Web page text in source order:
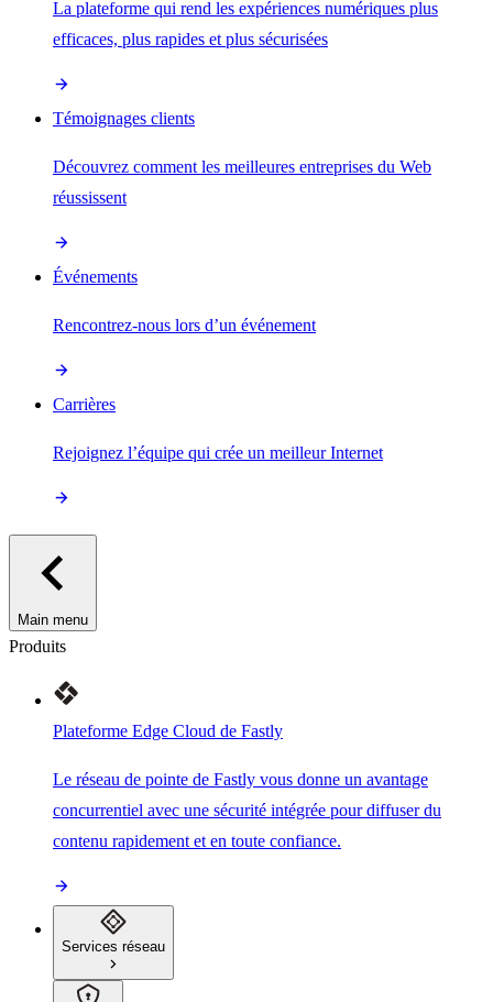
La plateforme qui rend les expériences numériques plus
efficaces, plus rapides et plus sécurisées
Témoignages clients
Découvrez comment les meilleures entreprises du Web
réussissent
Événements
Rencontrez-nous lors d’un événement
Carrières
Rejoignez l’équipe qui crée un meilleur Internet
Main menu
Produits
Plateforme Edge Cloud de Fastly
Le réseau de pointe de Fastly vous donne un avantage
concurrentiel avec une sécurité intégrée pour diffuser du
contenu rapidement et en toute confiance.
Services réseau